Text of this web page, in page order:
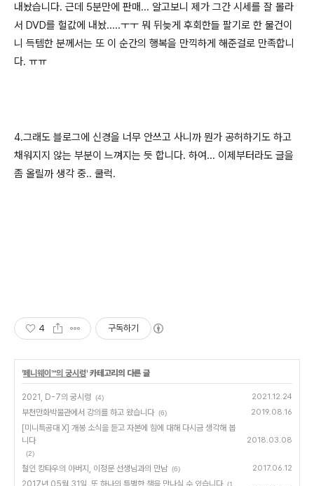
내놨습니다. 근데 5분만에 판매... 알고보니 제가 그간 시세를 잘 몰라
서 DVD를 헐값에 내놨.....ㅜㅜ 뭐 뒤늦게 후회한들 팔기로 한 물건이
니 득템한 분께서는 또 이 순간의 행복을 만끽하게 해준걸로 만족합니
다. ㅠㅠ
4.그래도 블로그에 신경을 너무 안쓰고 사니까 뭔가 공허하기도 하고
채워지지 않는 부분이 느껴지는 듯 합니다. 하여... 이제부터라도 글을
좀 올릴까 생각 중.. 쿨럭.
4 구독하기
'페니웨이™의 궁시렁' 카테고리의 다른 글
2021, D-7의 궁시렁 (4) 2021.12.24
부천만화박물관에서 강의를 하고 왔습니다 (6) 2019.08.16
[미니특공대 X] 개봉 소식을 듣고 자본에 힘에 대해 다시금 생각해 봅
니다
(2)
2018.03.08
철인 캉타우의 아버지, 이정문 선생님과의 만남 (6) 2017.06.12
2017년 05월 31일, 또 하나의 특별한 책을 만나실 수 있습니다 (1